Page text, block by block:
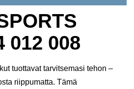
012 008
tuottavat tarvitsemasi tehon –
riippumatta. Tämä